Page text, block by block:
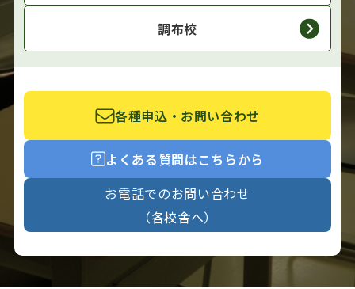
調布校
各種申込・お問い合わせ
よくある質問はこちらから
お電話でのお問い合わせ
（各校舎へ）